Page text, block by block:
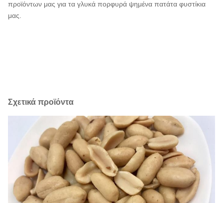
προϊόντων μας για τα γλυκά πορφυρά ψημένα πατάτα φυστίκια
μας.
Σχετικά προϊόντα